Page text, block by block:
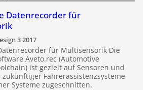
Datenrecorder für
3 2017
für Multisensorik Die
Aveto.rec (Automotive
ist gezielt auf Sensoren und
zukünftiger Fahrerassistenzsysteme
Systeme zugeschnitten.